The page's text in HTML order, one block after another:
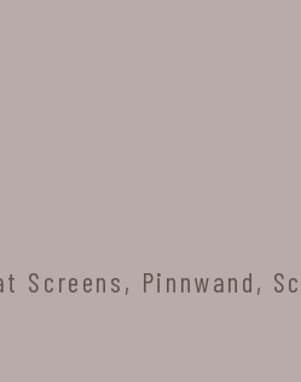
Screens, Pinnwand,